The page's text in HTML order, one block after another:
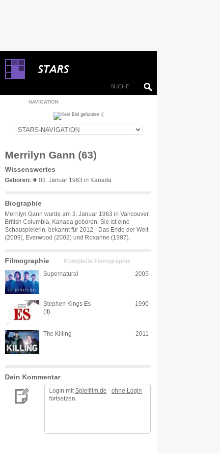
NAVIGATION
Merrilyn Gann (63)
Wissenswertes
Geboren: ✹ 03. Januar 1963 in Kanada
Biographie
Merrilyn Gann wurde am 3. Januar 1963 in Vancouver,
British Columbia, Kanada geboren. Sie ist eine
Schauspielerin, bekannt für 2012 - Das Ende der Welt
(2009), Everwood (2002) und Roxanne (1987).
Filmographie Komplette Filmographie
Supernatural 2005
Stephen Kings Es
(It)
1990
The Killing 2011
Dein Kommentar
Login mit Spielfilm.de - ohne Login
fortsetzen.